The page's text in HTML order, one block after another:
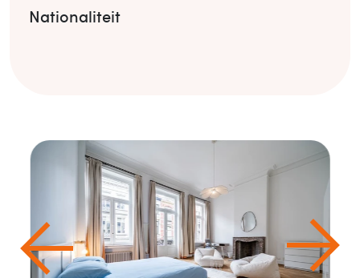
Nationaliteit